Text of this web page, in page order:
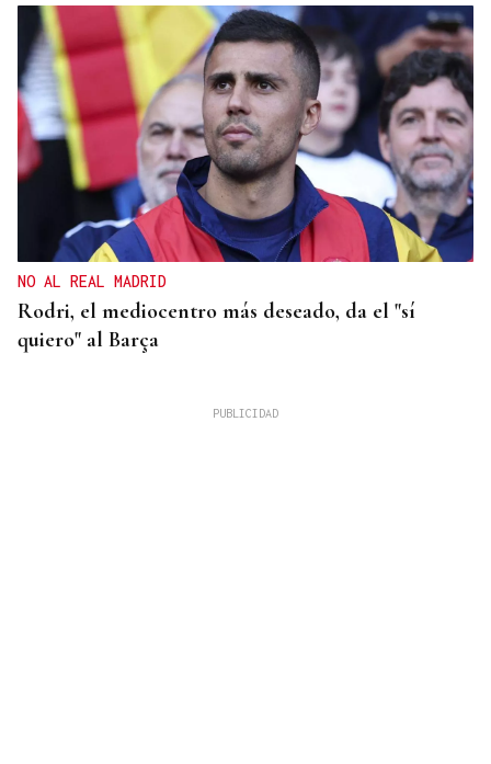
NO AL REAL MADRID
Rodri, el mediocentro más deseado, da el "sí
quiero" al Barça